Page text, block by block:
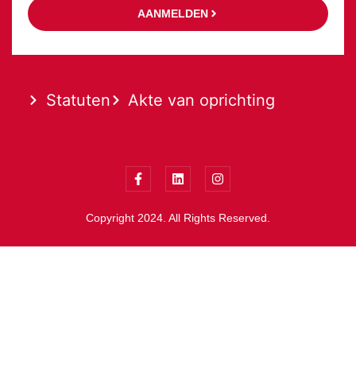
AANMELDEN
Statuten Akte van oprichting
Copyright 2024. All Rights Reserved.